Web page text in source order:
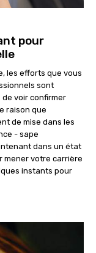
pour
les efforts que vous
sont
voir confirmer
de mise dans les
- sape
dans un état
mener votre carrière
instants pour